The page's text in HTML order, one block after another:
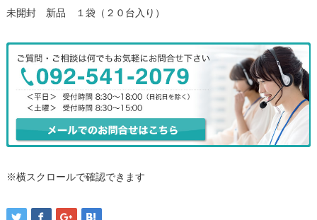
未開封 新品 １袋（２０台入り）
※横スクロールで確認できます